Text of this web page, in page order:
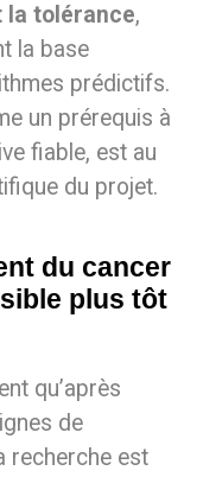
la tolérance,
la base
prédictifs.
un prérequis à
fiable, est au
du projet.
du cancer
plus tôt
qu’après
de
recherche est